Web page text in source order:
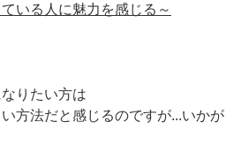
いる人に魅力を感じる～
りたい方は
方法だと感じるのですが...いかが